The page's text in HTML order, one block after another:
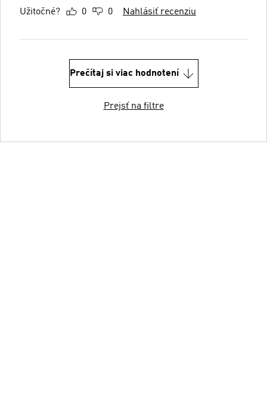
Užitočné? 0 0 Nahlásiť recenziu
Prečítaj si viac hodnotení
Prejsť na filtre